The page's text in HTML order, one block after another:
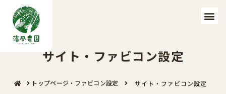
サイト・ファビコン設定
トップページ・ファビコン設定 サイト・ファビコン設定